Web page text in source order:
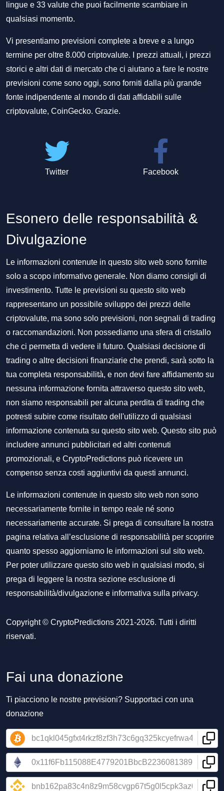
lingue e 33 valute che puoi facilmente scambiare in
qualsiasi momento.
Vi presentiamo previsioni complete a breve e a lungo
termine per oltre 8.000 criptovalute. I prezzi attuali, i prezzi
storici e altri dati di mercato che ci aiutano a fare le nostre
previsioni come sono oggi, sono forniti dalla più grande
fonte indipendente al mondo di dati affidabili sulle
criptovalute, CoinGecko. Grazie.
Twitter Facebook
Esonero delle responsabilità &
Divulgazione
Le informazioni contenute in questo sito web sono fornite
solo a scopo informativo generale. Non diamo consigli di
investimento. Tutte le previsioni su questo sito web
rappresentano un possibile sviluppo dei prezzi delle
criptovalute, ma sono solo previsioni, non segnali di trading
o raccomandazioni. Non possediamo una sfera di cristallo
che ci permetta di vedere il futuro. Qualsiasi decisione di
trading o altre decisioni finanziarie che prendi, sarà sotto la
tua completa responsabilità, e non devi fare affidamento su
nessuna informazione fornita attraverso questo sito web,
non siamo responsabili per alcuna perdita di trading che
potresti subire come risultato dell'utilizzo di qualsiasi
informazione contenuta su questo sito web. Questo sito può
includere annunci pubblicitari ed altri contenuti
promozionali, e CryptoPredictions può ricevere un
compenso senza costi aggiuntivi da questi annunci.
Le informazioni contenute in questo sito web non sono
necessariamente fornite in tempo reale né sono
necessariamente accurate. Si prega di consultare la nostra
pagina relativa all’esclusione di responsabilità per scoprire
quanto spesso aggiorniamo le informazioni sul sito web.
Per poter utilizzare questo sito web in qualsiasi modo, si
prega di leggere la nostra sezione esclusione di
responsabilità/divulgazione e informativa sulla privacy.
Copyright © CryptoPredictions 2021-2026. Tutti i diritti
riservati.
Fai una donazione
Ti piacciono le nostre previsioni? Supportaci con una
donazione